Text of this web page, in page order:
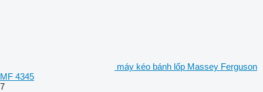
máy kéo bánh lốp Massey Ferguson
MF 4345
7